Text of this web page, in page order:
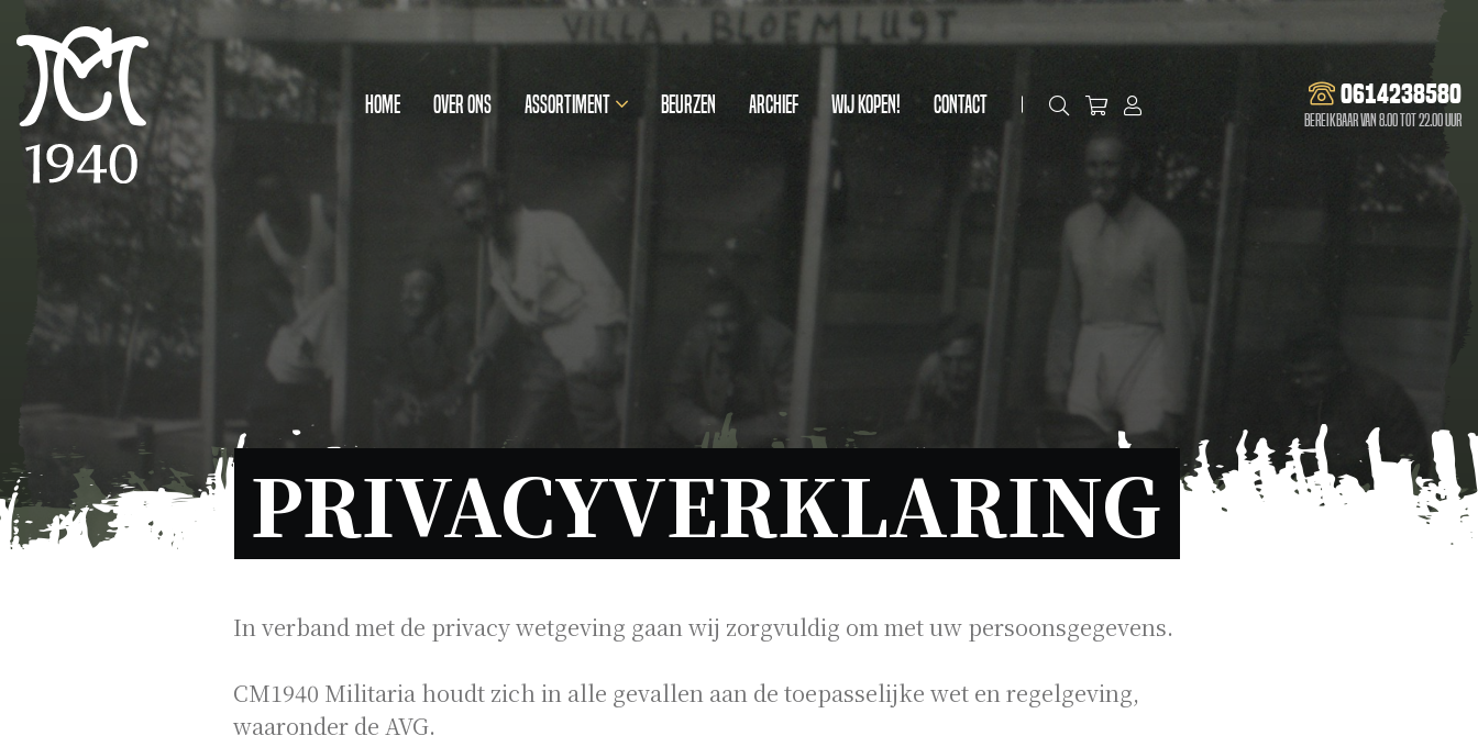
0614238580
Bereikbaar van 8.00 tot 22.00 uur
Home Over ons Assortiment Beurzen Archief Wij kopen! Contact
In verband met de privacy wetgeving gaan wij zorgvuldig om met uw persoonsgegevens.
CM1940 Militaria houdt zich in alle gevallen aan de toepasselijke wet en regelgeving,
waaronder de AVG.